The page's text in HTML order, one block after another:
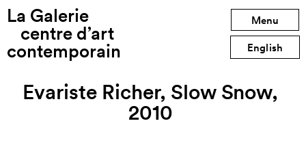
La Galerie
centre d’art
contemporain
Menu
English
Evariste Richer, Slow Snow,
2010